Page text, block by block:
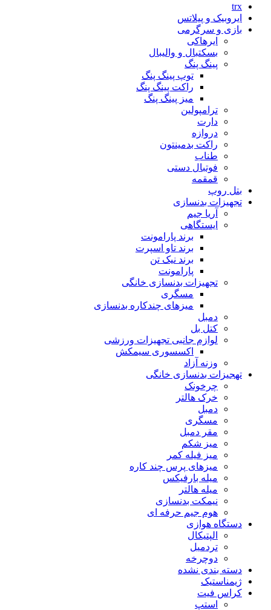
trx
ایروبیک و پیلاتس
بازی و سرگرمی
ایرهاکی
بسکتبال و والیبال
پینگ پنگ
توپ پینگ پنگ
راکت پینگ پنگ
میز پینگ پنگ
ترامپولین
دارت
دروازه
راکت بدمینتون
طناب
فوتبال دستی
قمقمه
بتل روپ
تجهیزات بدنسازی
آریا جیم
ایستگاهی
برند پارامونت
برند تاو اسپرت
برند نیک تن
پارامونت
تجهیزات بدنسازی خانگی
مسگری
میزهای چندکاره بدنسازی
دمبل
کتل بل
لوازم جانبی تجهیزات ورزشی
اکسسوری سیمکش
وزنه آزاد
تهجیزات بدنسازی خانگی
چرخونک
خرک هالتر
دمبل
مسگری
مقر دمبل
میز شکم
میز فیله کمر
میزهای پرس چند کاره
میله بارفیکس
میله هالتر
نیمکت بدنسازی
هوم جیم حرفه ای
دستگاه هوازی
الپتیکال
تردمیل
دوچرخه
دسته بندی نشده
ژیمناستیک
کراس فیت
استپ